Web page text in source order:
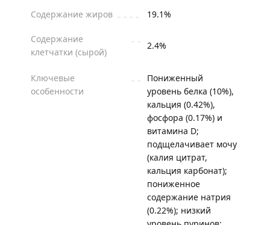
Содержание жиров 19.1%
Содержание
клетчатки (сырой)
2.4%
Ключевые
особенности
Пониженный
уровень белка (10%),
кальция (0.42%),
фосфора (0.17%) и
витамина D;
подщелачивает мочу
(калия цитрат,
кальция карбонат);
пониженное
содержание натрия
(0.22%); низкий